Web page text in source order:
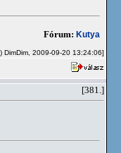
Fórum: Kutya
DimDim, 2009-09-20 13:24:06]
[381.]